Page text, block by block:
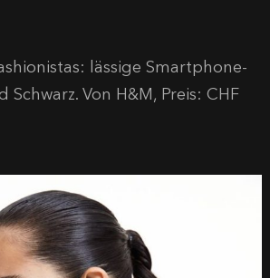
lässige Smartphone-
Schwarz. Von H&M, Preis: CHF